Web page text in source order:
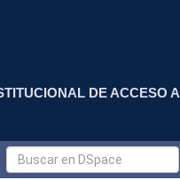
DE ACCESO